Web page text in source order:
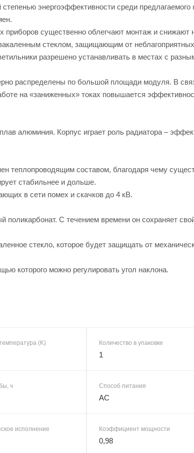
энергоэффективности среди
приборов существенно облегчают монтаж и снижают
стеклом, защищающим от
разрешено устанавливать в местах с
распределены по большой площади модуля. В
на «заниженных» токах повышается
алюминия. Корпус играет роль радиатора –
теплопроводящим составом, благодаря чему
стабильнее и дольше.
в сети помех и скачков до 4 кВ.
поликарбонат. С течением времени он сохраняет
стекло, которое будет защищать от
которого можно регулировать угол наклона.
(K) Количество в упаковке
1
ч Способ питания
AC
исполнение Коэффициент мощности
0,98